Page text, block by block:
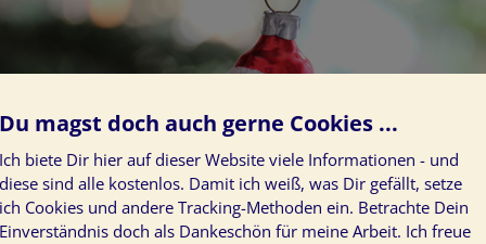
NEUROGRAPHIK BASISKURS
DEIN INDIVIDUELLER WEG ZUR
ZEICHNE DEN WEG ZU DEINEN
HERZENWÜNSCHEN
JAHRESVISION: WAS GEHT 24 –
WAS KOMMT 25
Du magst doch auch gerne Cookies ...
Ich biete Dir hier auf dieser Website viele Informationen - und
diese sind alle kostenlos. Damit ich weiß, was Dir gefällt, setze
ich Cookies und andere Tracking-Methoden ein. Betrachte Dein
Einverständnis doch als Dankeschön für meine Arbeit. Ich freue